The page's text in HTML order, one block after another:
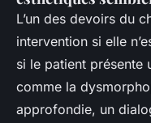
L’un des devoirs du
intervention si elle
si le patient présente
comme la
approfondie, un